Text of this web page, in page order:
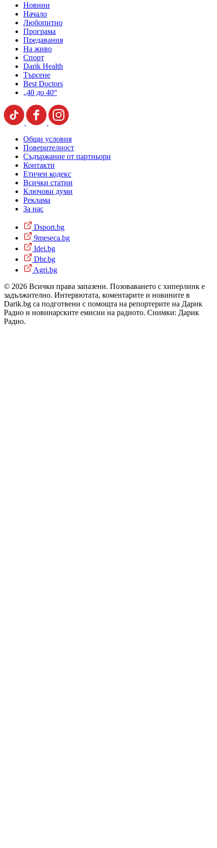
Новини
Начало
Любопитно
Програма
Предавания
На живо
Спорт
Darik Health
Търсене
Best Doctors
„40 до 40“
Общи условия
Поверителност
Съдържание от партньори
Контакти
Етичен кодекс
Всички статии
Ключови думи
Реклама
За нас
Dsport.bg
9meseca.bg
Idei.bg
Dbr.bg
Agri.bg
© 2026 Всички права запазени. Позоваването с хиперлинк е
задължително. Интервютата, коментарите и новините в
Darik.bg са подготвени с помощта на репортерите на Дарик
Радио и новинарските емисии на радиото. Снимки: Дарик
Радио.